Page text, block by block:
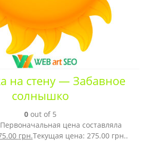
на стену — Забавное
солнышко
0out of 5
Первоначальная цена составляла
грн.Текущая цена: 275.00 грн..